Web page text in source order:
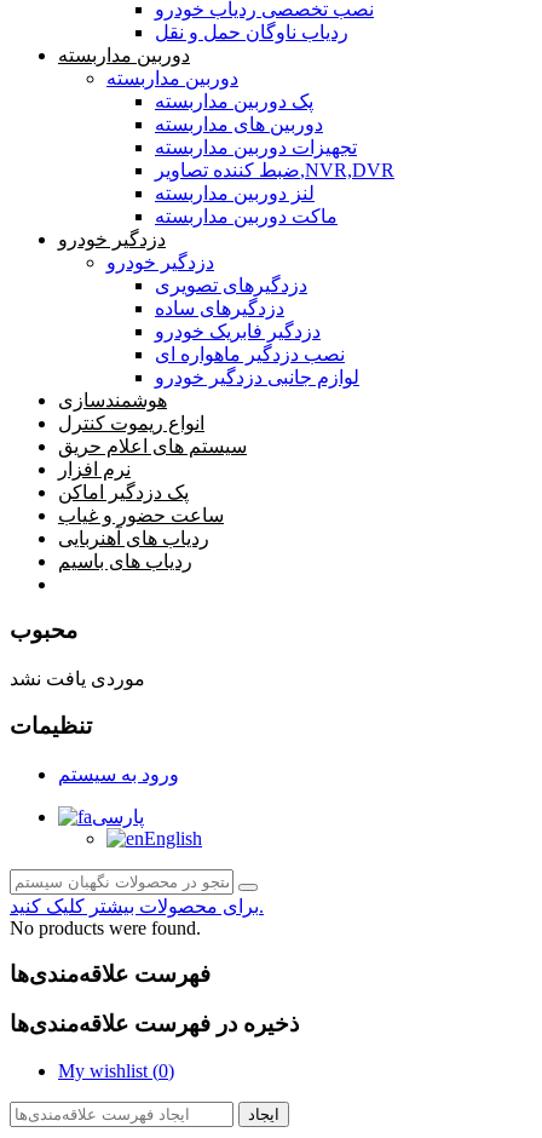
نصب تخصصی ردیاب خودرو
ردیاب ناوگان حمل و نقل
دوربین مداربسته
دوربین مداربسته
پک دوربین مداربسته
دوربین های مداربسته
تجهیزات دوربین مداربسته
ضبط کننده تصاویر,NVR,DVR
لنز دوربین مداربسته
ماکت دوربین مداربسته
دزدگیر خودرو
دزدگیر خودرو
دزدگیرهای تصویری
دزدگیرهای ساده
دزدگیر فابریک خودرو
نصب دزدگیر ماهواره ای
لوازم جانبی دزدگیر خودرو
هوشمندسازی
انواع ریموت کنترل
سیستم های اعلام حریق
نرم افزار
پک دزدگیر اماکن
ساعت حضور و غیاب
ردیاب های آهنربایی
ردیاب های باسیم
محبوب
موردی یافت نشد
تنظیمات
ورود به سیستم
پارسی
English
برای محصولات بیشتر کلیک کنید.
No products were found.
فهرست علاقه‌مندی‌ها
ذخیره در فهرست علاقه‌مندی‌ها
My wishlist (0)
ایجاد